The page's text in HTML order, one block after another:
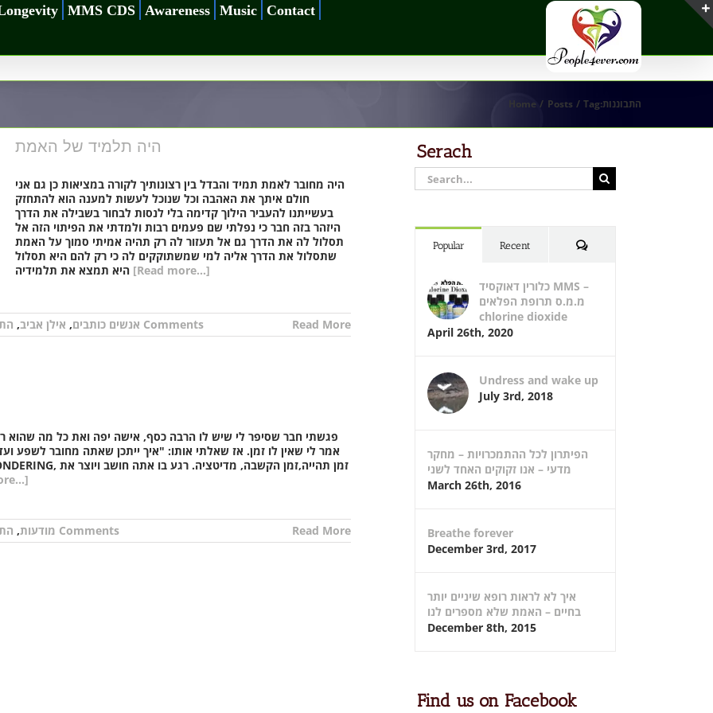
MMS CDS Awareness Music Contact
Home Posts Tag:התבוננות
היה תלמיד של האמת
היה מחובר לאמת תמיד והבדל בין רצונותיך לקורה במציאות כן גם אני
חולם איתך את האהבה וכל שנוכל לעשות למענה הוא להתחזק
בעשייתנו להעביר הילוך קדימה בלי לנסות לבחור בשבילה את הדרך
היזהר בזה חבר כי נפלתי שם פעמים רבות ולמדתי את הפיתוי הזה אל
תסלול לה את הדרך גם אל תעזור לה רק תהיה אמיתי סמוך על האמת
שתסלול את הדרך אליה למי שמשתוקקים לה כי רק להם היא תסלול
[Read more...]
אנשים כותבים, אילן אביב, 0 Comments Read More
פגשתי חבר שסיפר לי שיש לו הרבה כסף, אישה יפה ואת כל מה שהוא
אמר לי שאין לו זמן. אז שאלתי אותו: "איך ייתכן שאתה מחובר לשפע
מודעות, 0 Comments Read More
Serach
Search
for:
Popular Recent Comments
כלורין דאוקסיד MMS –
מ.מ.ס תרופת הפלאים
chlorine dioxide
April 26th, 2020
Undress and wake up
July 3rd, 2018
הפיתרון לכל ההתמכרויות – מחקר
מדעי – אנו זקוקים האחד לשני
March 26th, 2016
Breathe forever
December 3rd, 2017
איך לא לראות רופא שיניים יותר
בחיים – האמת שלא מספרים לנו
December 8th, 2015
Find us on Facebook